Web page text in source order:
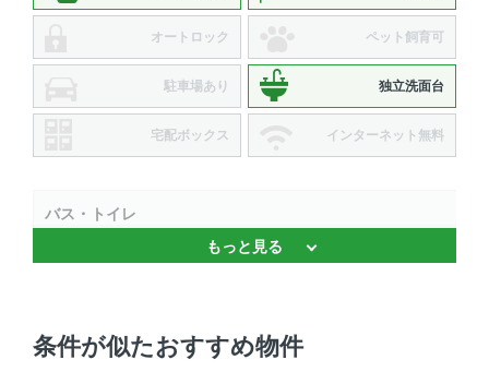
オートロック ペット飼育可
駐車場あり 独立洗面台
宅配ボックス インターネット無料
バス・トイレ
独立洗面台 、 バストイレ別 、 浴室乾燥機 、 追焚機能
対面式キッチン
もっと見る
条件が似たおすすめ物件